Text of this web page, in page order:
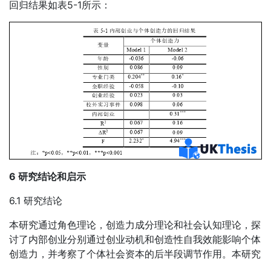
回归结果如表5-1所示：
6 研究结论和启示
6.1 研究结论
本研究通过角色理论，创造力成分理论和社会认知理论，探
讨了内部创业分别通过创业动机和创造性自我效能影响个体
创造力，并考察了个体社会资本的后半段调节作用。本研究